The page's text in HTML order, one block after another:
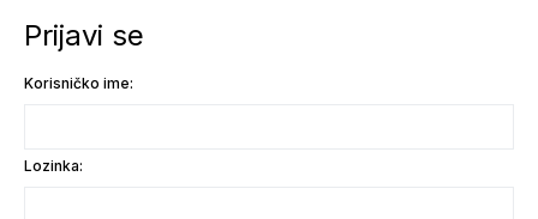
Prijavi se
Korisničko ime:
Lozinka: